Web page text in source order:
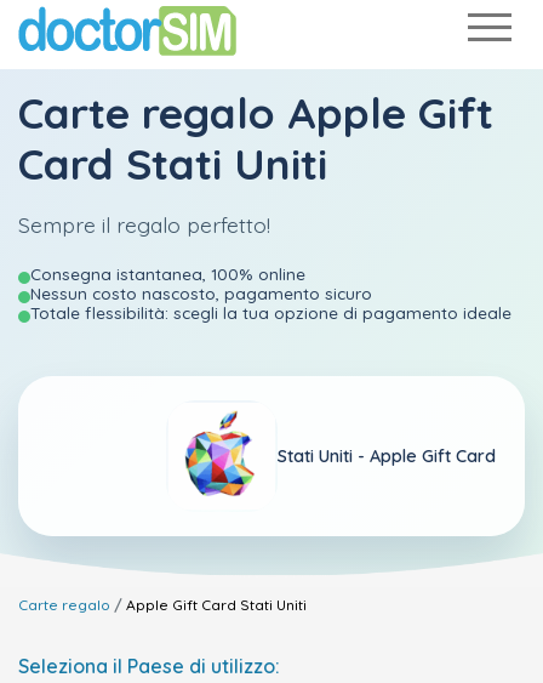
Carte regalo Apple Gift
Card Stati Uniti
Sempre il regalo perfetto!
Consegna istantanea, 100% online
Nessun costo nascosto, pagamento sicuro
Totale flessibilità: scegli la tua opzione di pagamento ideale
Stati Uniti - Apple Gift Card
Carte regalo Apple Gift Card Stati Uniti
Seleziona il Paese di utilizzo: